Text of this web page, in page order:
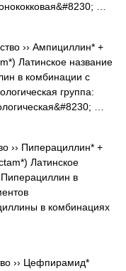
…
›› Ампициллин* +
Латинское название
в комбинации с
группа:
…
›› Пиперациллин* +
Латинское
Пиперациллин в
в комбинациях
›› Цефпирамид*